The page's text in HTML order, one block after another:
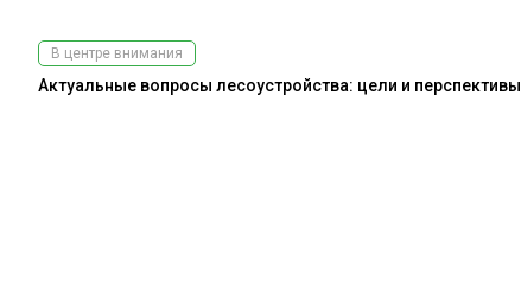
В центре внимания
Актуальные вопросы лесоустройства: цели и перспективы